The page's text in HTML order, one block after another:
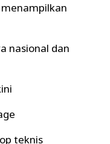
nasional dan
teknis